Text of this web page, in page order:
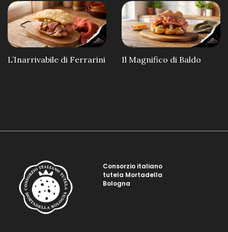
L’Inarrivabile di Ferrarini Il Magnifico di Baldo
Consorzio italiano
tutela Mortadella
Bologna